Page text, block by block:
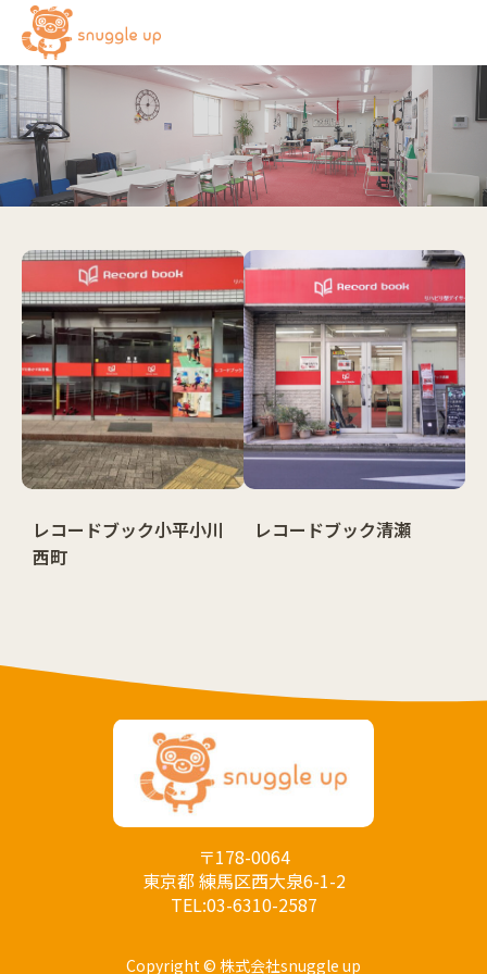
レコードブック小平小川
西町
レコードブック清瀬
〒178-0064
東京都 練馬区西大泉6-1-2
TEL:03-6310-2587
Copyright © 株式会社snuggle up